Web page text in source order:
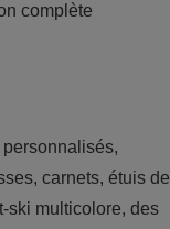
complète
carnets, étuis de
ski multicolore, des